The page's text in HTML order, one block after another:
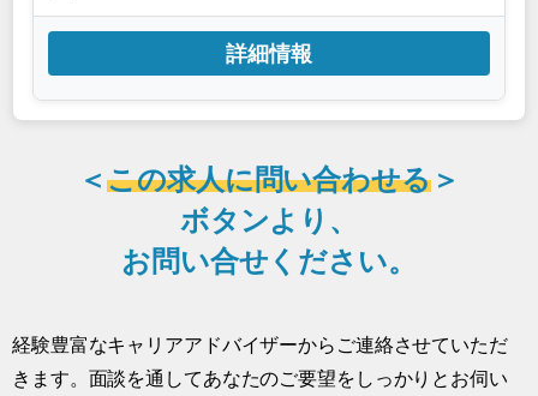
詳細情報
＜この求人に問い合わせる＞
ボタンより、
お問い合せください。
経験豊富なキャリアアドバイザーからご連絡させていただ
きます。面談を通してあなたのご要望をしっかりとお伺い